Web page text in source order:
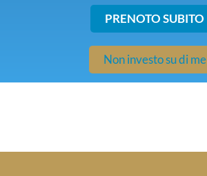
PRENOTO SUBITO
Non investo su di me